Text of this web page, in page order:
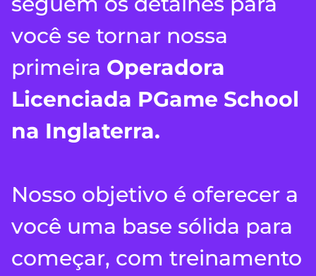
você se tornar nossa
primeira Operadora
Licenciada PGame School
na Inglaterra.
Nosso objetivo é oferecer a
você uma base sólida para
começar, com treinamento